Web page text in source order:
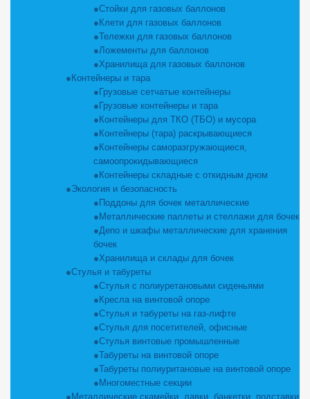
Стойки для газовых баллонов
Клети для газовых баллонов
Тележки для газовых баллонов
Ложементы для баллонов
Хранилища для газовых баллонов
Контейнеры и тара
Грузовые сетчатые контейнеры
Грузовые контейнеры и тара
Контейнеры для ТКО (ТБО) и мусора
Контейнеры (тара) раскрывающиеся
Контейнеры саморазгружающиеся,
самоопрокидывающиеся
Контейнеры складные с откидным дном
Экология и безопасность
Поддоны для бочек металлические
Металлические паллеты и стеллажи для бочек
Депо и шкафы металлические для хранения
бочек
Хранилища и склады для бочек
Стулья и табуреты
Стулья с полиуретановыми сиденьями
Кресла на винтовой опоре
Стулья и табуреты на газ-лифте
Стулья для посетителей, офисные
Стулья винтовые промышленные
Табуреты на винтовой опоре
Табуреты полиуритановые на винтовой опоре
Многоместные секции
Металлические скамейки, лавки, банкетки, подставки